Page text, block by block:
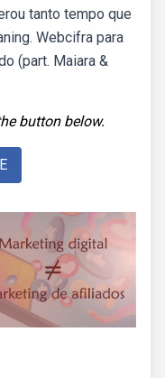
tanto tempo que
Webcifra para
(part. Maiara &
button below.